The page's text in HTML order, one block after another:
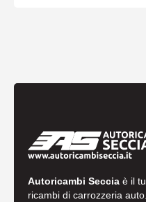
Autoricambi Seccia è il
ricambi di carrozzeria